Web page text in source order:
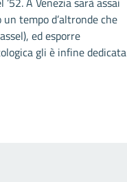
un tempo d’altronde che
ed esporre
gli è infine dedicata